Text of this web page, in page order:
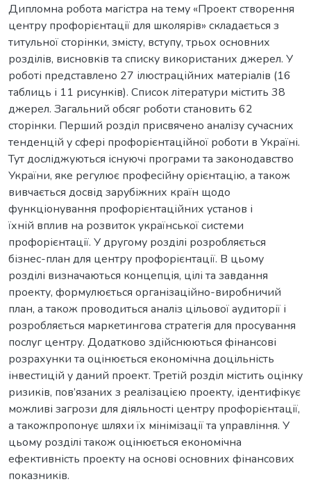
Дипломна робота магістра на тему «Проект створення
центру профорієнтації для школярів» складається з
титульної сторінки, змісту, вступу, трьох основних
розділів, висновків та списку використаних джерел. У
роботі представлено 27 ілюстраційних матеріалів (16
таблиць і 11 рисунків). Список літератури містить 38
джерел. Загальний обсяг роботи становить 62
сторінки. Перший розділ присвячено аналізу сучасних
тенденцій у сфері профорієнтаційної роботи в Україні.
Тут досліджуються існуючі програми та законодавство
України, яке регулює професійну орієнтацію, а також
вивчається досвід зарубіжних країн щодо
функціонування профорієнтаційних установ і
їхній вплив на розвиток української системи
профорієнтації. У другому розділі розробляється
бізнес-план для центру профорієнтації. В цьому
розділі визначаються концепція, цілі та завдання
проекту, формулюється організаційно-виробничий
план, а також проводиться аналіз цільової аудиторії і
розробляється маркетингова стратегія для просування
послуг центру. Додатково здійснюються фінансові
розрахунки та оцінюється економічна доцільність
інвестицій у даний проект. Третій розділ містить оцінку
ризиків, пов’язаних з реалізацією проекту, ідентифікує
можливі загрози для діяльності центру профорієнтації,
а такожпропонує шляхи їх мінімізації та управління. У
цьому розділі також оцінюється економічна
ефективність проекту на основі основних фінансових
показників.